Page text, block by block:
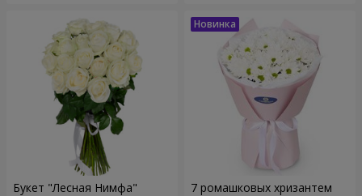
Букет "Лесная Нимфа" 7 ромашковых хризантем